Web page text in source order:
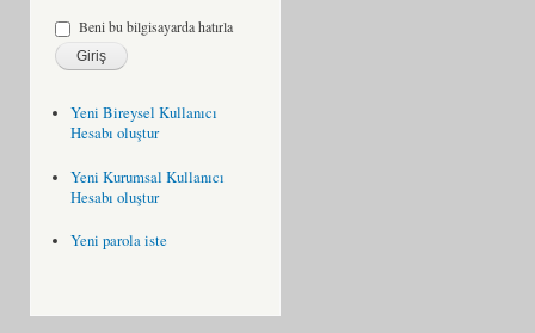
Beni bu bilgisayarda hatırla
Yeni Bireysel Kullanıcı
Hesabı oluştur
Yeni Kurumsal Kullanıcı
Hesabı oluştur
Yeni parola iste